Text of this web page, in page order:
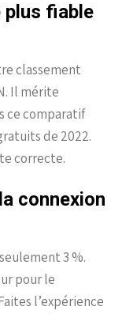
plus fiable
classement
Il mérite
ce comparatif
de 2022.
correcte.
connexion
3 %.
pour le
l’expérience